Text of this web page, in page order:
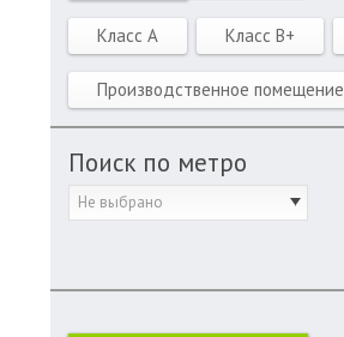
Класс A Класс B+
Производственное помещение
Поиск по метро
Не выбрано